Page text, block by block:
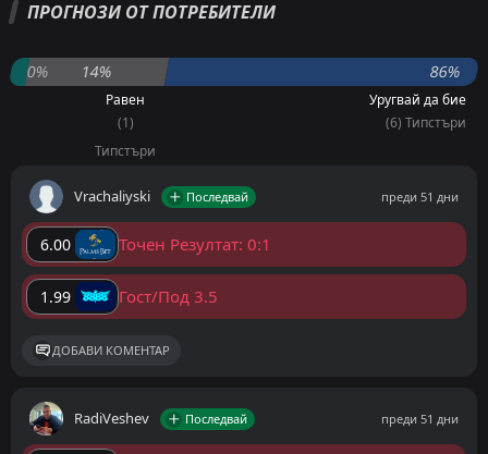
ПРОГНОЗИ ОТ ПОТРЕБИТЕЛИ
0% 14% 86%
Равен
(1)
Типстъри
Уругвай да бие
(6) Типстъри
Vrachaliyski Последвай преди 51 дни
6.00 Точен Резултат: 0:1
1.99 Гост/Под 3.5
ДОБАВИ КОМЕНТАР
RadiVeshev Последвай преди 51 дни